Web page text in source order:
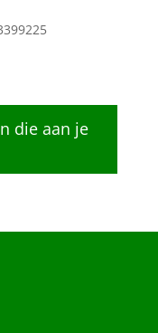
die aan je